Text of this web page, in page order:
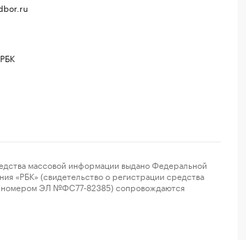
массовой информации выдано Федеральной
«РБК» (свидетельство о регистрации средства
номером ЭЛ №ФС77-82385) сопровождаются